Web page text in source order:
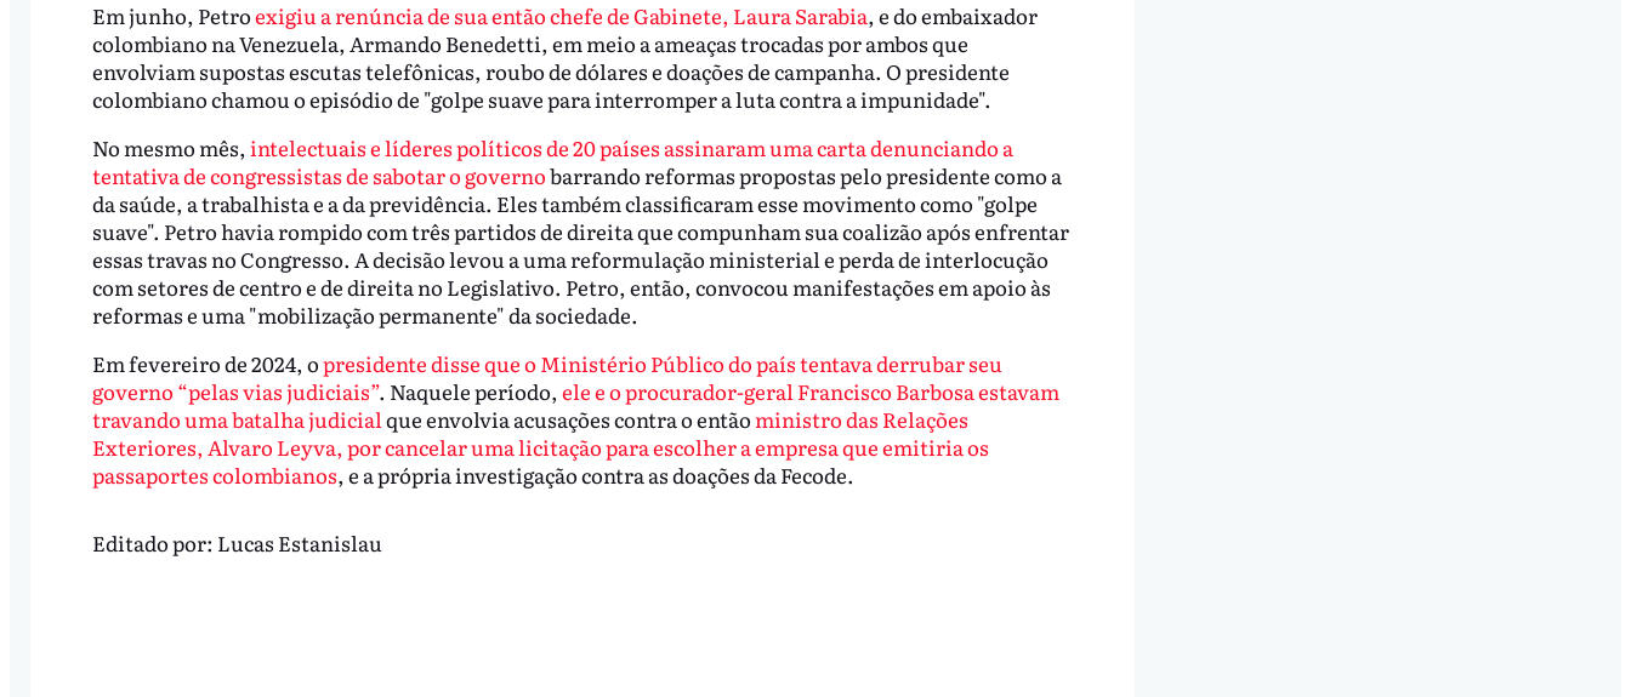
Em junho, Petroexigiu a renúncia de sua então chefe de Gabinete, Laura Sarabia, e do embaixador
colombiano na Venezuela, Armando Benedetti, em meio a ameaças trocadas por ambos que
envolviam supostas escutas telefônicas, roubo de dólares e doações de campanha. O presidente
colombiano chamou o episódio de "golpe suave para interromper a luta contra a impunidade".
No mesmo mês, intelectuais e líderes políticos de 20 países assinaram uma carta denunciando a
tentativa de congressistas de sabotar o governobarrando reformas propostas pelo presidente como a
da saúde, a trabalhista e a da previdência. Eles também classificaram esse movimento como "golpe
suave". Petro havia rompido com três partidos de direita que compunham sua coalizão após enfrentar
essas travas no Congresso. A decisão levou a uma reformulação ministerial e perda de interlocução
com setores de centro e de direita no Legislativo. Petro, então, convocou manifestações em apoio às
reformas e uma "mobilização permanente" da sociedade.
Em fevereiro de 2024, opresidente disse que o Ministério Público do país tentava derrubar seu
governo “pelas vias judiciais”. Naquele período, ele e o procurador-geral Francisco Barbosa estavam
travando uma batalha judicial que envolvia acusações contra o então ministro das Relações
Exteriores, Alvaro Leyva, por cancelar uma licitação para escolher a empresa que emitiria os
passaportes colombianos, e a própria investigação contra as doações da Fecode.
Editado por: Lucas Estanislau